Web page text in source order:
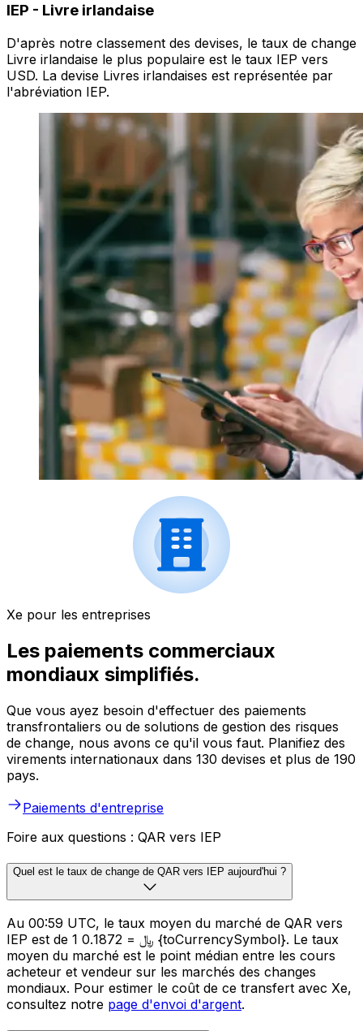
IEP - Livre irlandaise
D'après notre classement des devises, le taux de change
Livre irlandaise le plus populaire est le taux IEP vers
USD. La devise Livres irlandaises est représentée par
l'abréviation IEP.
Xe pour les entreprises
Les paiements commerciaux
mondiaux simplifiés.
Que vous ayez besoin d'effectuer des paiements
transfrontaliers ou de solutions de gestion des risques
de change, nous avons ce qu'il vous faut. Planifiez des
virements internationaux dans 130 devises et plus de 190
pays.
Paiements d'entreprise
Foire aux questions : QAR vers IEP
Quel est le taux de change de QAR vers IEP aujourd'hui ?
Au 00:59 UTC, le taux moyen du marché de QAR vers
IEP est de 1 ﷼ = 0.1872 {toCurrencySymbol}. Le taux
moyen du marché est le point médian entre les cours
acheteur et vendeur sur les marchés des changes
mondiaux. Pour estimer le coût de ce transfert avec Xe,
consultez notre page d'envoi d'argent.